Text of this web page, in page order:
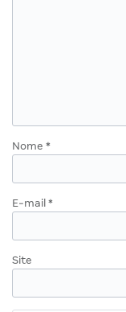
Nome *
E-mail *
Site